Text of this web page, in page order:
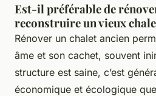
Est-il préférable de
reconstruire un vieux
Rénover un chalet ancien
âme et son cachet, souvent
structure est saine, c’est
économique et écologique